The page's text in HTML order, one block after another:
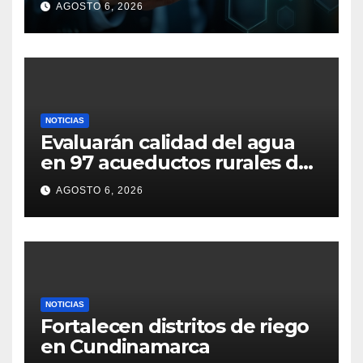
claves financieras!
AGOSTO 6, 2026
NOTICIAS
Evaluarán calidad del agua
en 97 acueductos rurales de
Cundinamarca
AGOSTO 6, 2026
NOTICIAS
Fortalecen distritos de riego
en Cundinamarca